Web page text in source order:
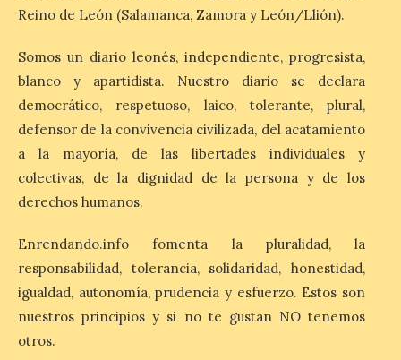
El Ayuntamiento de
Zamora recibe a la Banda
de Música tras sus
históricos triunfos en
Kerkrade
7 Ago 2026
La agrupación zamorana
segundo puesto en la
clasificación general y la
Mención de Honor a la mejor
interpretación en el World Music Contest
celebrado en Kerkrade. Más de la mitad
de […]
Reino de León (Salamanca, Zamora y León/Llión).
Somos un diario leonés, independiente, progresista,
blanco y apartidista. Nuestro diario se declara
democrático, respetuoso, laico, tolerante, plural,
defensor de la convivencia civilizada, del acatamiento
a la mayoría, de las libertades individuales y
colectivas, de la dignidad de la persona y de los
derechos humanos.
Enrendando.info fomenta la pluralidad, la
responsabilidad, tolerancia, solidaridad, honestidad,
igualdad, autonomía, prudencia y esfuerzo. Estos son
nuestros principios y si no te gustan NO tenemos
otros.